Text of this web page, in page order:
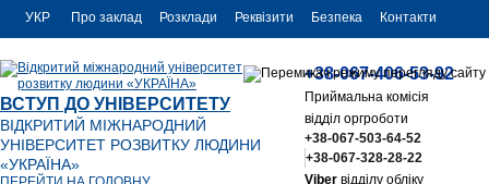
УКР
ENG
Про заклад Розклади Реквізити Безпека Контакти
ВСТУП ДО УНІВЕРСИТЕТУ
ВІДКРИТИЙ МІЖНАРОДНИЙ
УНІВЕРСИТЕТ РОЗВИТКУ ЛЮДИНИ
«УКРАЇНА»
+38-067-406-53-92
Приймальна комісія
відділ оргроботи
+38-067-503-64-52
+38-067-328-28-22
Viberвідділу обліку